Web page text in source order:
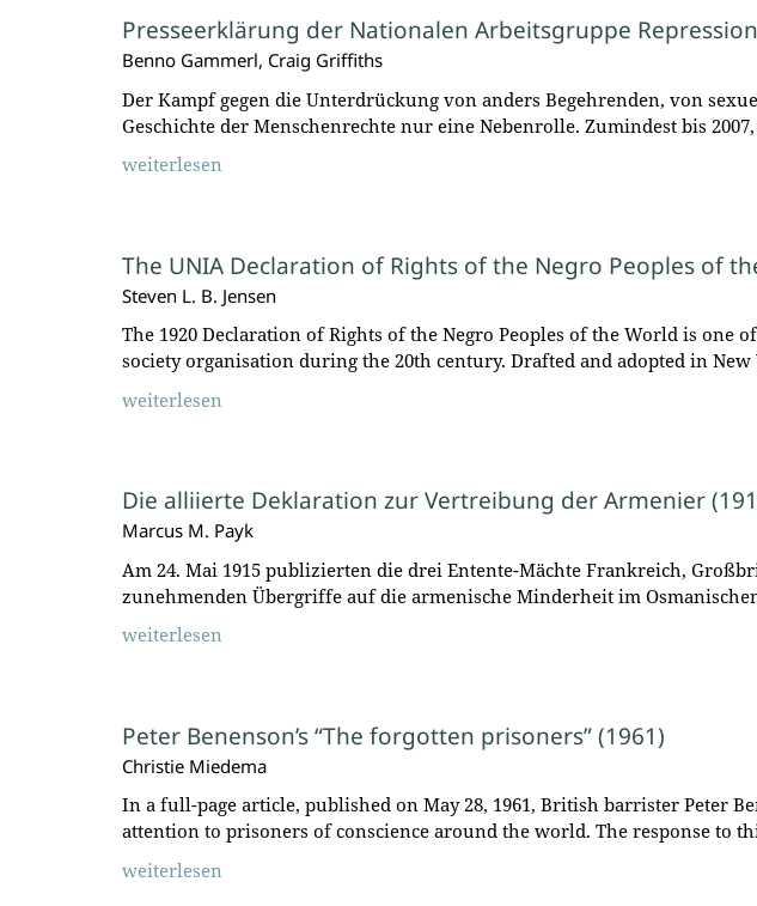
Presseerklärung der Nationalen Arbeitsgruppe
Benno Gammerl, Craig Griffiths
Der Kampf gegen die Unterdrückung von anders Begehrenden, von
Geschichte der Menschenrechte nur eine Nebenrolle. Zumindest bis
weiterlesen
The UNIA Declaration of Rights of the Negro Peoples of
Steven L. B. Jensen
The 1920 Declaration of Rights of the Negro Peoples of the World is
society organisation during the 20th century. Drafted and adopted in
weiterlesen
Die alliierte Deklaration zur Vertreibung der Armenier
Marcus M. Payk
Am 24. Mai 1915 publizierten die drei Entente-Mächte Frankreich,
zunehmenden Übergriffe auf die armenische Minderheit im
weiterlesen
Peter Benenson’s “The forgotten prisoners” (1961)
Christie Miedema
In a full-page article, published on May 28, 1961, British barrister Peter
attention to prisoners of conscience around the world. The response to
weiterlesen